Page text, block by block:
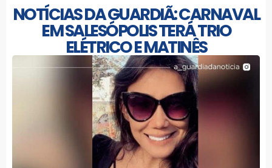
NOTÍCIAS DA GUARDIÃ: CARNAVAL
EM SALESÓPOLIS TERÁ TRIO
ELÉTRICO E MATINÊS